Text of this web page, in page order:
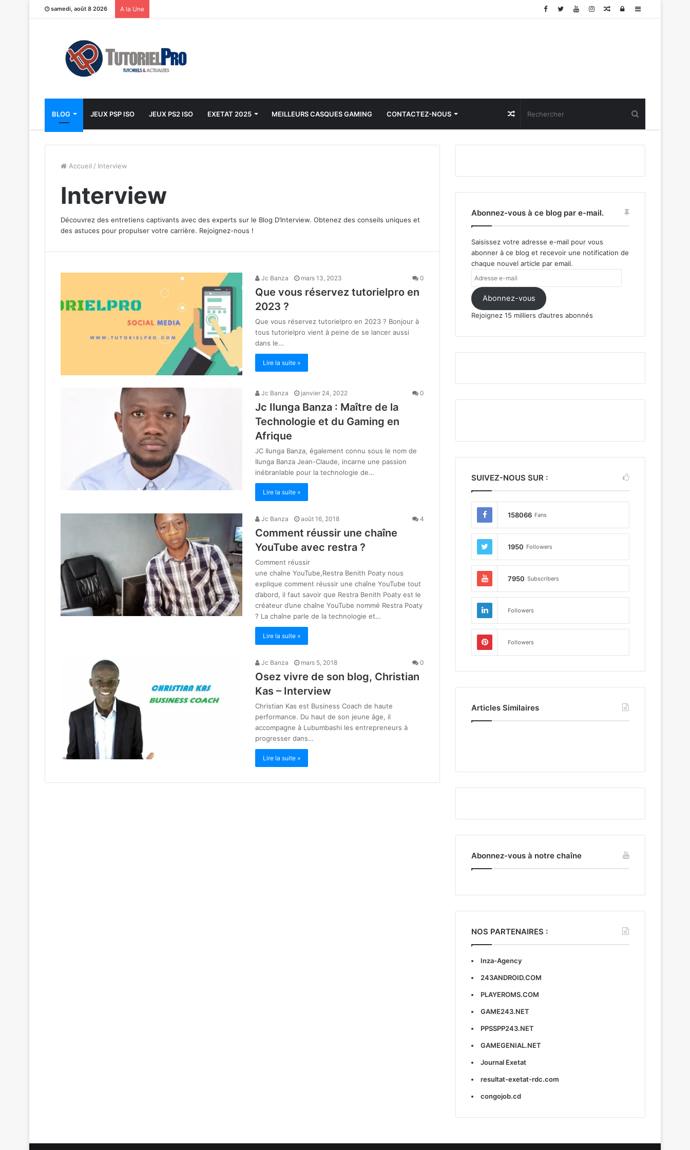
samedi, août 8 2026 A la Une Sidebar
Connexion
Article
BLOG JEUX PSP ISO JEUX PS2 ISO EXETAT 2025 MEILLEURS CASQUES GAMING CONTACTEZ-NOUS Article
Aléatoire
Accueil / Interview
Interview
Découvrez des entretiens captivants avec des experts sur le Blog D’Interview. Obtenez des conseils uniques et
des astuces pour propulser votre carrière. Rejoignez-nous !
Jc Banza mars 13, 2023 0
Que vous réservez tutorielpro en
2023 ?
Que vous réservez tutorielpro en 2023 ? Bonjour à
tous tutorielpro vient à peine de se lancer aussi
dans le…
Lire la suite »
Jc Banza janvier 24, 2022 0
Jc Ilunga Banza : Maître de la
Technologie et du Gaming en
Afrique
JC Ilunga Banza, également connu sous le nom de
Ilunga Banza Jean-Claude, incarne une passion
inébranlable pour la technologie de…
Lire la suite »
Jc Banza août 16, 2018 4
Comment réussir une chaîne
YouTube avec restra ?
Comment réussir
une chaîne YouTube,Restra Benith Poaty nous
explique comment réussir une chaîne YouTube tout
d’abord, il faut savoir que Restra Benith Poaty est le
créateur d’une chaîne YouTube nommé Restra Poaty
? La chaîne parle de la technologie et…
Lire la suite »
Jc Banza mars 5, 2018 0
Osez vivre de son blog, Christian
Kas – Interview
Christian Kas est Business Coach de haute
performance. Du haut de son jeune âge, il
accompagne à Lubumbashi les entrepreneurs à
progresser dans…
Lire la suite »
Abonnez-vous à ce blog par e-mail.
Saisissez votre adresse e-mail pour vous
abonner à ce blog et recevoir une notification de
chaque nouvel article par email.
Adresse
e-
mail Abonnez-vous
Rejoignez 15 milliers d’autres abonnés
SUIVEZ-NOUS SUR :
158066 Fans
1950 Followers
7950 Subscribers
Followers
Followers
Articles Similaires
Abonnez-vous à notre chaîne
NOS PARTENAIRES :
Inza-Agency
243ANDROID.COM
PLAYEROMS.COM
GAME243.NET
PPSSPP243.NET
GAMEGENIAL.NET
Journal Exetat
resultat-exetat-rdc.com
congojob.cd